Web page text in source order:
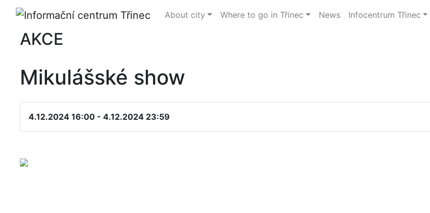
About city Where to go in Třinec News Infocentrum Třinec
AKCE
Mikulášské show
4.12.2024 16:00 - 4.12.2024 23:59